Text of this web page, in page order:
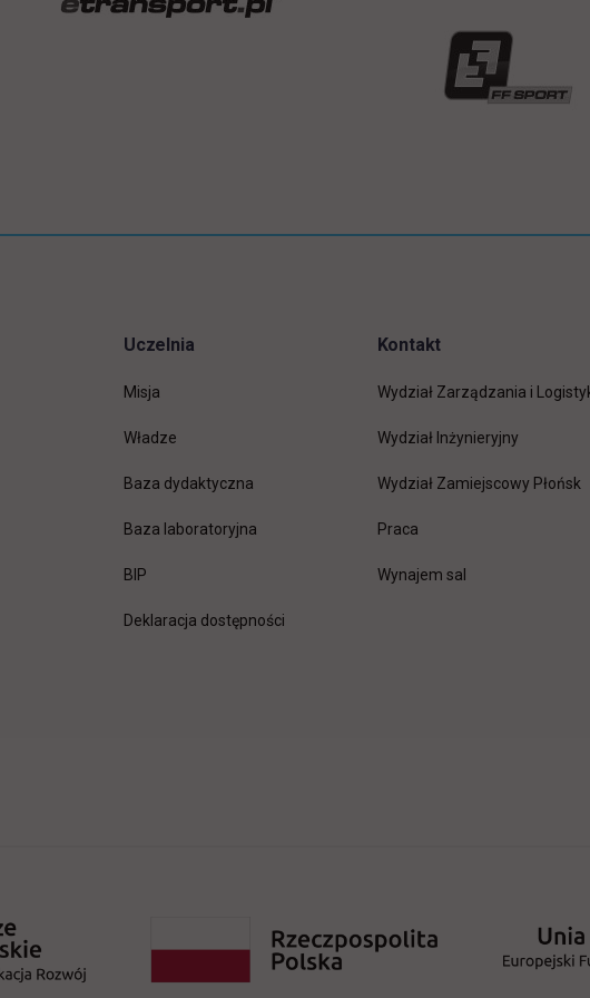
Uczelnia
Misja
Władze
Baza dydaktyczna
Baza laboratoryjna
BIP
Deklaracja dostępności
Kontakt
Wydział Zarządzania i
Wydział Inżynieryjny
Wydział Zamiejscowy Płońsk
Pracalink otwiera się w nowej
Wynajem sal